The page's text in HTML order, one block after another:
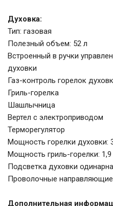
Духовка:
Тип: газовая
Полезный объем: 52 л
Встроенный в ручки
духовки
Газ-контроль горелок
Гриль-горелка
Шашлычница
Вертел с электроприводом
Терморегулятор
Мощность горелки духовки:
Мощность гриль-горелки: 1,9
Подсветка духовки
Проволочные
Дополнительная